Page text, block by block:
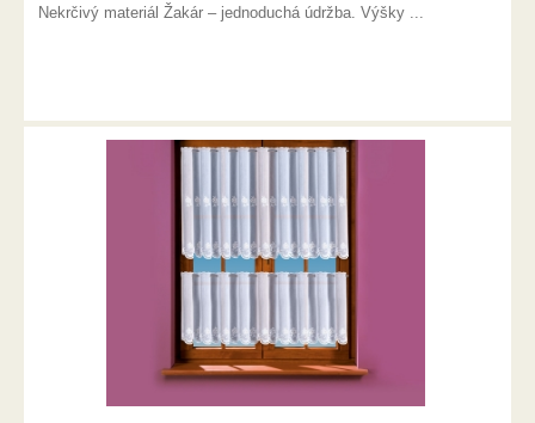
Nekrčivý materiál Žakár – jednoduchá údržba. Výšky ...